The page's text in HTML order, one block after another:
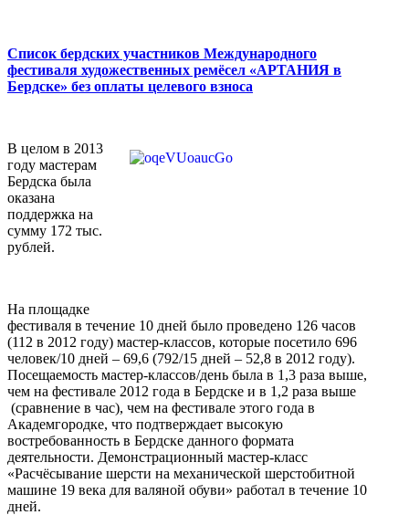
Список бердских участников Международного
фестиваля художественных ремёсел «АРТАНИЯ в
Бердске» без оплаты целевого взноса
В целом в 2013
году мастерам
Бердска была
оказана
поддержка на
сумму 172 тыс.
рублей.
На площадке
фестиваля в течение 10 дней было проведено 126 часов
(112 в 2012 году) мастер-классов, которые посетило 696
человек/10 дней – 69,6 (792/15 дней – 52,8 в 2012 году).
Посещаемость мастер-классов/день была в 1,3 раза выше,
чем на фестивале 2012 года в Бердске и в 1,2 раза выше
(сравнение в час), чем на фестивале этого года в
Академгородке, что подтверждает высокую
востребованность в Бердске данного формата
деятельности. Демонстрационный мастер-класс
«Расчёсывание шерсти на механической шерстобитной
машине 19 века для валяной обуви» работал в течение 10
дней.